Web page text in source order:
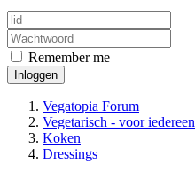
Remember me
Inloggen
Vegatopia Forum
Vegetarisch - voor iedereen
Koken
Dressings